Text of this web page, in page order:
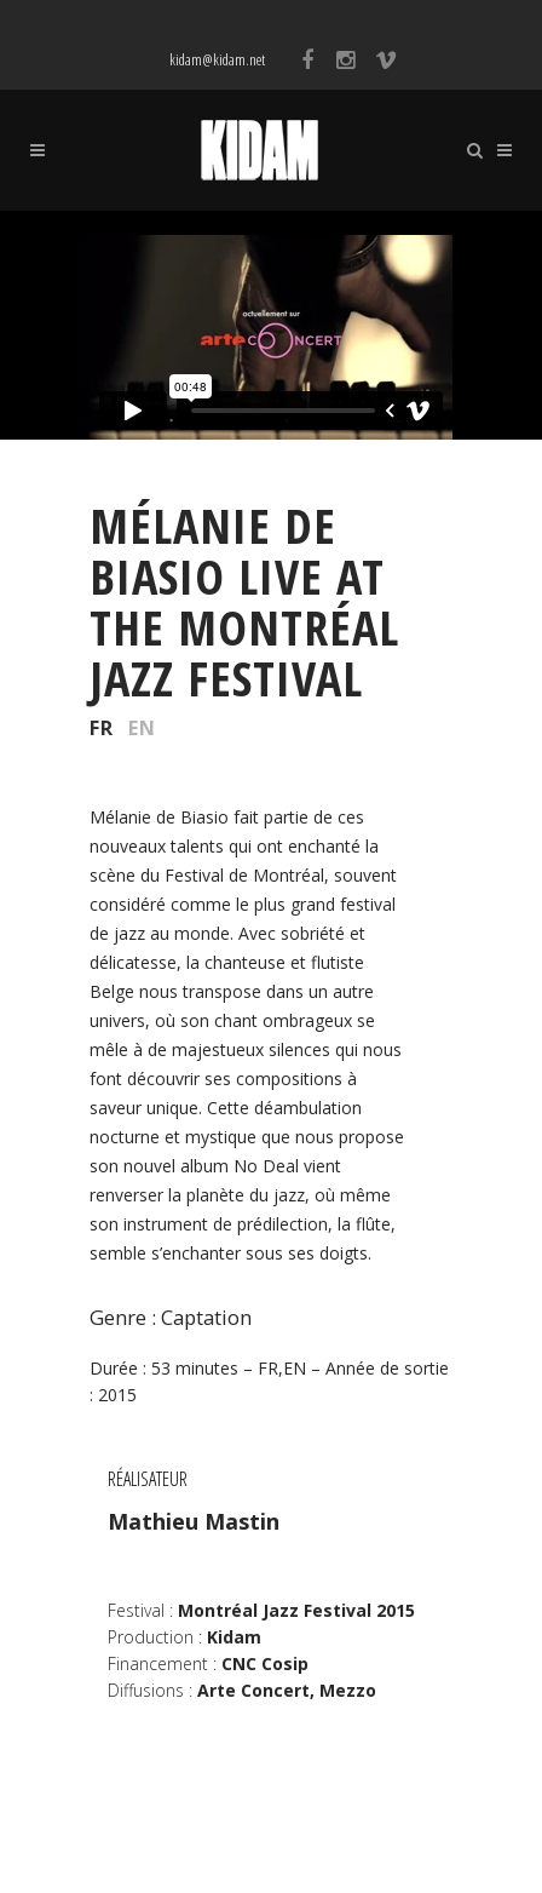
kidam@kidam.net
MÉLANIE DE
BIASIO LIVE AT
THE MONTRÉAL
JAZZ FESTIVAL
FR EN
Mélanie de Biasio fait partie de ces
nouveaux talents qui ont enchanté la
scène du Festival de Montréal, souvent
considéré comme le plus grand festival
de jazz au monde. Avec sobriété et
délicatesse, la chanteuse et flutiste
Belge nous transpose dans un autre
univers, où son chant ombrageux se
mêle à de majestueux silences qui nous
font découvrir ses compositions à
saveur unique. Cette déambulation
nocturne et mystique que nous propose
son nouvel album No Deal vient
renverser la planète du jazz, où même
son instrument de prédilection, la flûte,
semble s’enchanter sous ses doigts.
Genre : Captation
Durée : 53 minutes – FR,EN – Année de sortie
: 2015
RÉALISATEUR
Mathieu Mastin
Festival : Montréal Jazz Festival 2015
Production : Kidam
Financement : CNC Cosip
Diffusions : Arte Concert, Mezzo